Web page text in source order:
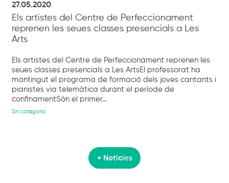
27.05.2020
Els artistes del Centre de Perfeccionament
reprenen les seues classes presencials a Les
Arts
Els artistes del Centre de Perfeccionament reprenen les
seues classes presencials a Les ArtsEl professorat ha
mantingut el programa de formació dels joves cantants i
pianistes via telemàtica durant el període de
confinamentSón el primer...
Sin categoría
+ Notícies